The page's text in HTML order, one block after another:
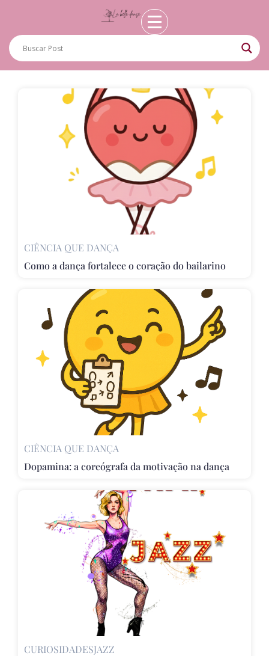
CIÊNCIA QUE DANÇA
Como a dança fortalece o coração do bailarino
CIÊNCIA QUE DANÇA
Dopamina: a coreógrafa da motivação na dança
CURIOSIDADESJAZZ